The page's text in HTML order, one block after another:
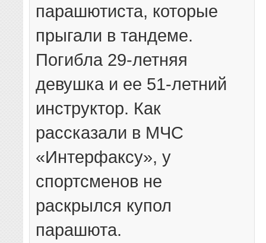
парашютиста, которые
прыгали в тандеме.
Погибла 29-летняя
девушка и ее 51-летний
инструктор. Как
рассказали в МЧС
«Интерфаксу», у
спортсменов не
раскрылся купол
парашюта.